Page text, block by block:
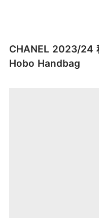
CHANEL 2023/24
Hobo Handbag